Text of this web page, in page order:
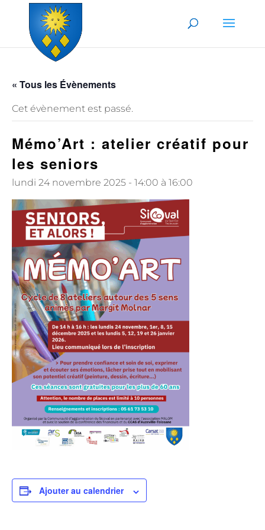
Skip to content
« Tous les Évènements
Cet évènement est passé.
Mémo’Art : atelier créatif pour
les seniors
lundi 24 novembre 2025 - 14:00 à 16:00
Ajouter au calendrier